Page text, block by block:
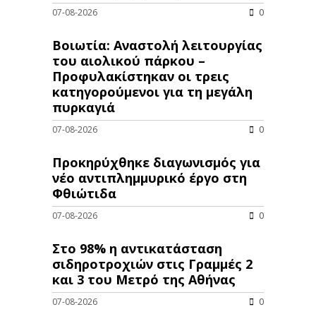
07-08-2026 0
Βοιωτία: Αναστολή λειτουργίας
του αιολικού πάρκου –
Προφυλακίστηκαν οι τρεις
κατηγορούμενοι για τη μεγάλη
πυρκαγιά
07-08-2026 0
Προκηρύχθηκε διαγωνισμός για
νέo αντιπλημμυρικό έργο στη
Φθιώτιδα
07-08-2026 0
Στο 98% η αντικατάσταση
σιδηροτροχιών στις Γραμμές 2
και 3 του Μετρό της Αθήνας
07-08-2026 0